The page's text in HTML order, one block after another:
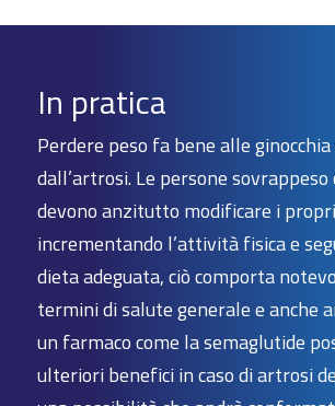
In pratica
Perdere peso fa bene alle
dall’artrosi. Le persone sovrappeso
devono anzitutto modificare i
incrementando l’attività fisica e
dieta adeguata, ciò comporta
termini di salute generale e anche
un farmaco come la semaglutide
ulteriori benefici in caso di artrosi